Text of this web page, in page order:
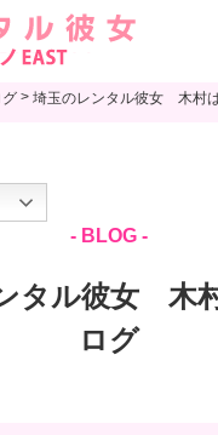
> 埼玉のレンタル彼女 木村
- BLOG -
タル彼女 木
ログ